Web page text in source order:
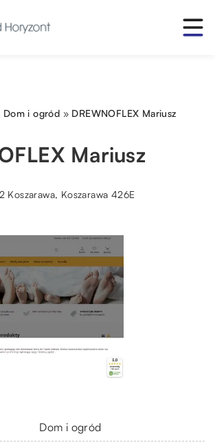
Dom i ogród » DREWNOFLEX Mariusz
Mariusz
Koszarawa, Koszarawa 426E
Dom i ogród